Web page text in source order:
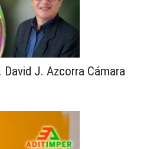
J. Azcorra Cámara